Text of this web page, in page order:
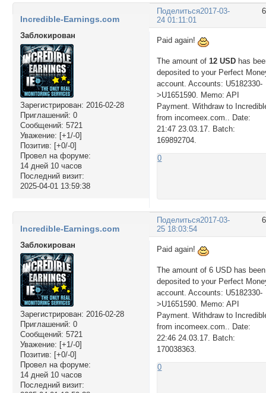
Поделиться2017-03-
24 01:11:01
Incredible-Earnings.com
Заблокирован
Зарегистрирован: 2016-02-28
Приглашений: 0
Сообщений: 5721
Уважение: [+1/-0]
Позитив: [+0/-0]
Провел на форуме:
14 дней 10 часов
Последний визит:
2025-04-01 13:59:38
Paid again!
The amount of 12 USD has
deposited to your Perfect
account. Accounts: U5182330-
>U1651590. Memo: API
Payment. Withdraw to
from incomeex.com.. Date:
21:47 23.03.17. Batch:
169892704.
0
Поделиться2017-03-
25 18:03:54
Incredible-Earnings.com
Заблокирован
Зарегистрирован: 2016-02-28
Приглашений: 0
Сообщений: 5721
Уважение: [+1/-0]
Позитив: [+0/-0]
Провел на форуме:
14 дней 10 часов
Последний визит:
Paid again!
The amount of 6 USD has been
deposited to your Perfect
account. Accounts: U5182330-
>U1651590. Memo: API
Payment. Withdraw to
from incomeex.com.. Date:
22:46 24.03.17. Batch:
170038363.
0